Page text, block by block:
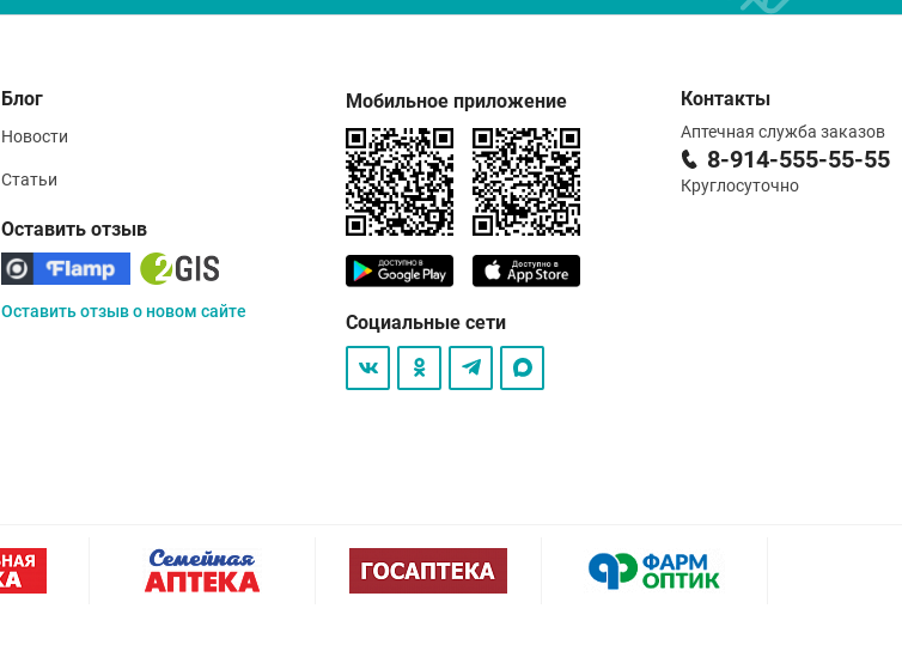
Блог
Новости
Статьи
Оставить отзыв
Оставить отзыв о новом сайте
Мобильное приложение
Социальные сети
Контакты
Аптечная служба заказов
8-914-555-55-55
Круглосуточно